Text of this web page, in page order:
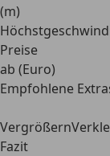
(m)
Preise
ab (Euro)
Empfohlene
Fazit